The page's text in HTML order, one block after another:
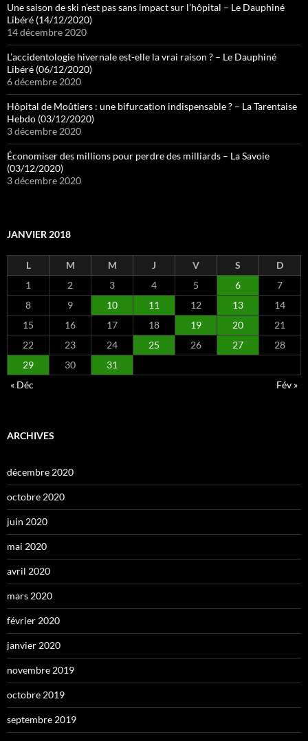
Une saison de ski n’est pas sans impact sur l’hôpital – Le Dauphiné
Libéré (14/12/2020)
14 décembre 2020
L’accidentologie hivernale est-elle la vrai raison ? – Le Dauphiné
Libéré (06/12/2020)
6 décembre 2020
Hôpital de Moûtiers : une bifurcation indispensable ? – La Tarentaise
Hebdo (03/12/2020)
3 décembre 2020
Économiser des millions pour perdre des milliards – La Savoie
(03/12/2020)
3 décembre 2020
JANVIER 2018
L M M J V S
D
1
2 3 4 5 6
7
8
9 10 11 12 13
14
15
16 17 18 19 20
21
22
23 24 25 26 27
28
29
30
31
« Déc
Fév »
ARCHIVES
décembre 2020
octobre 2020
juin 2020
mai 2020
avril 2020
mars 2020
février 2020
janvier 2020
novembre 2019
octobre 2019
septembre 2019